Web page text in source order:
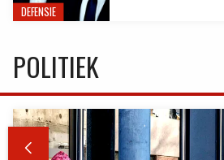
DEFENSIE
POLITIEK
